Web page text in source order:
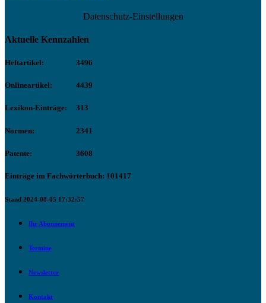
Datenschutz-Einstellungen
Aktuelle Kennzahlen
Heftartikel: 3496
Onlineartikel: 4439
Lexikon-Einträge: 313
Normen: 2341
Patente: 3608
Einträge im Fachwörterbuch: 101417
Stand 2024-08-05 17:32:57
Ihr Abonnement
Termine
Newsletter
Kontakt